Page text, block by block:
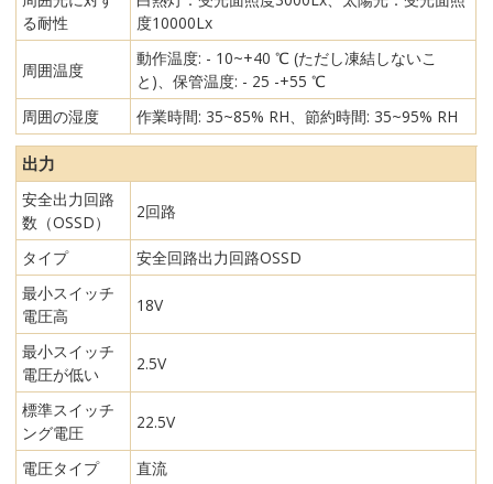
る耐性
度10000Lx
周囲温度
動作温度: - 10~+40 ℃ (ただし凍結しないこ
と)、保管温度: - 25 -+55 ℃
周囲の湿度
作業時間: 35~85% RH、節約時間: 35~95% RH
出力
安全出力回路
数（OSSD）
2回路
タイプ
安全回路出力回路OSSD
最小スイッチ
電圧高
18V
最小スイッチ
電圧が低い
2.5V
標準スイッチ
ング電圧
22.5V
電圧タイプ 直流